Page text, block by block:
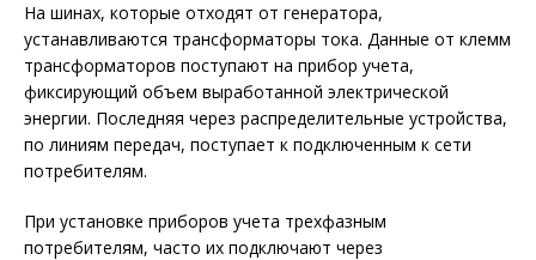
На шинах, которые отходят от генератора,
устанавливаются трансформаторы тока. Данные от клемм
трансформаторов поступают на прибор учета,
фиксирующий объем выработанной электрической
энергии. Последняя через распределительные устройства,
по линиям передач, поступает к подключенным к сети
потребителям.
При установке приборов учета трехфазным
потребителям, часто их подключают через